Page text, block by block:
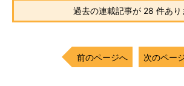
過去の連載記事が 28 件あり
前のページへ 次のペー